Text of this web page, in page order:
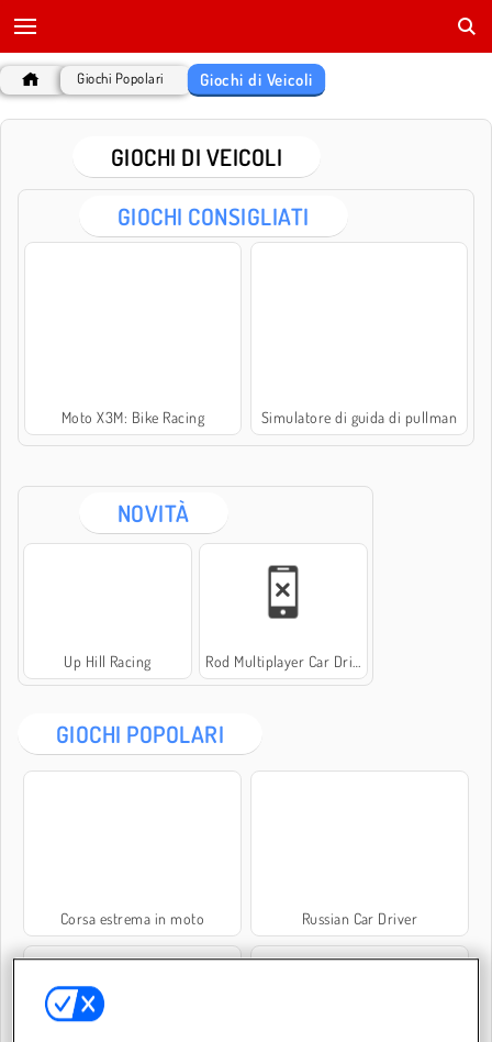
Giochi Popolari Giochi di Veicoli
GIOCHI DI VEICOLI
GIOCHI CONSIGLIATI
Moto X3M: Bike Racing Simulatore di guida di pullman
NOVITÀ
Up Hill Racing Rod Multiplayer Car Driving
GIOCHI POPOLARI
Corsa estrema in moto Russian Car Driver